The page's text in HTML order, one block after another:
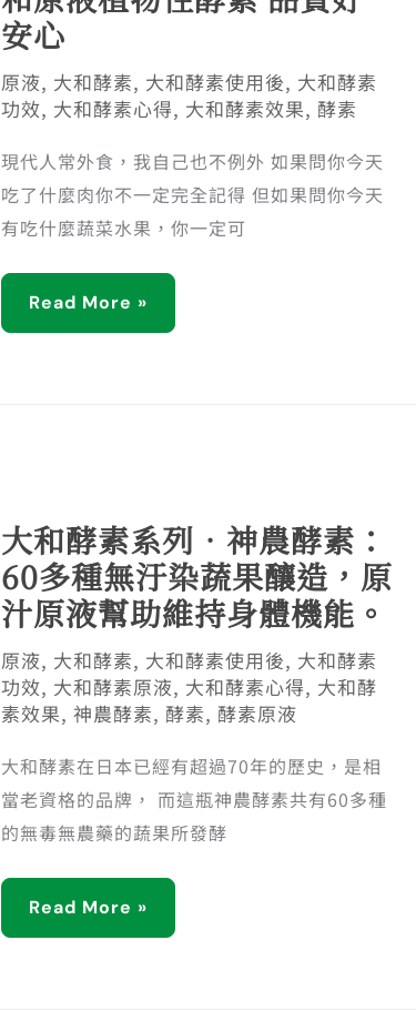
安心
原液, 大和酵素, 大和酵素使用後, 大和酵素
功效, 大和酵素心得, 大和酵素效果, 酵素
現代人常外食，我自己也不例外 如果問你今天
吃了什麼肉你不一定完全記得 但如果問你今天
有吃什麼蔬菜水果，你一定可
Read More »
大和酵素系列．神農酵素：
60多種無汙染蔬果釀造，原
汁原液幫助維持身體機能。
原液, 大和酵素, 大和酵素使用後, 大和酵素
功效, 大和酵素原液, 大和酵素心得, 大和酵
素效果, 神農酵素, 酵素, 酵素原液
大和酵素在日本已經有超過70年的歷史，是相
當老資格的品牌， 而這瓶神農酵素共有60多種
的無毒無農藥的蔬果所發酵
Read More »